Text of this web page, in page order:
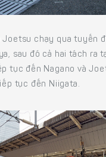
Joetsu chạy qua tuyến
sau đó cả hai tách ra
tục đến Nagano và
tục đến Niigata.